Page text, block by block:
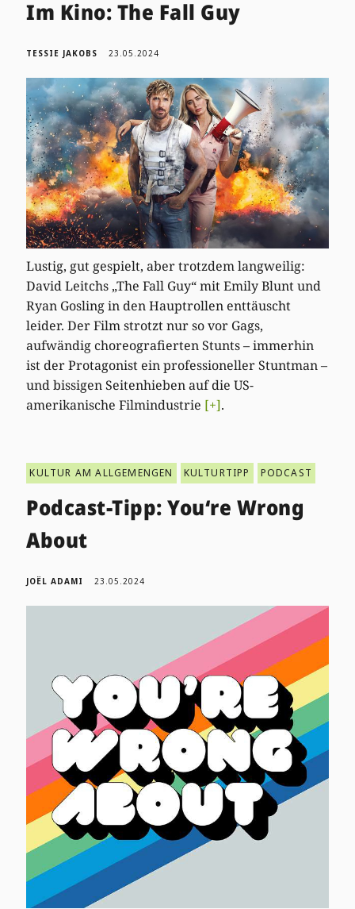
Im Kino: The Fall Guy
TESSIE JAKOBS 23.05.2024
Lustig, gut gespielt, aber trotzdem langweilig:
David Leitchs „The Fall Guy“ mit Emily Blunt und
Ryan Gosling in den Hauptrollen enttäuscht
leider. Der Film strotzt nur so vor Gags,
aufwändig choreografierten Stunts – immerhin
ist der Protagonist ein professioneller Stuntman –
und bissigen Seitenhieben auf die US-
amerikanische Filmindustrie [+].
KULTUR AM ALLGEMENGEN KULTURTIPP PODCAST
Podcast-Tipp: You‘re Wrong
About
JOËL ADAMI 23.05.2024